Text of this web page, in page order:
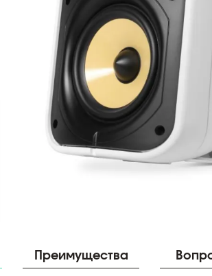
Преимущества